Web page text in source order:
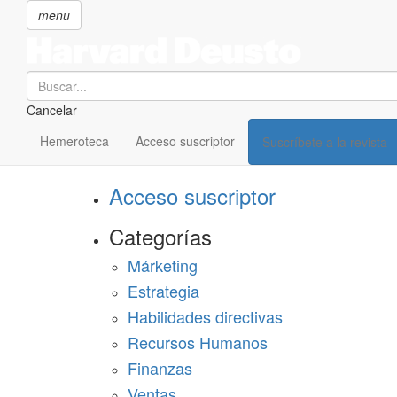
menu
Search
Cancelar
Hemeroteca Acceso suscriptor Suscríbete a la revista
SECCIONES
Suscríbete a Harvard Deusto
Acceso suscriptor
Categorías
Márketing
Estrategia
Habilidades directivas
Recursos Humanos
Finanzas